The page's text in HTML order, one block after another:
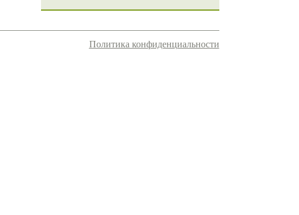
Политика конфиденциальности